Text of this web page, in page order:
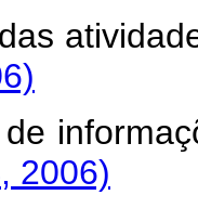
2006)